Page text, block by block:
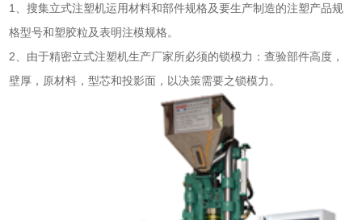
1、搜集立式注塑机运用材料和部件规格及要生产制造的注塑产品规
格型号和塑胶粒及表明注模规格。
2、由于精密立式注塑机生产厂家所必须的锁模力：查验部件高度，
壁厚，原材料，型芯和投影面，以决策需要之锁模力。